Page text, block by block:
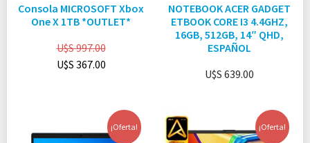
Consola MICROSOFT Xbox
One X 1TB *OUTLET*
U$S997.00
U$S 367.00
NOTEBOOK ACER GADGET
ETBOOK CORE I3 4.4GHZ,
16GB, 512GB, 14″ QHD,
ESPAÑOL
U$S 639.00
¡Oferta! ¡Oferta!